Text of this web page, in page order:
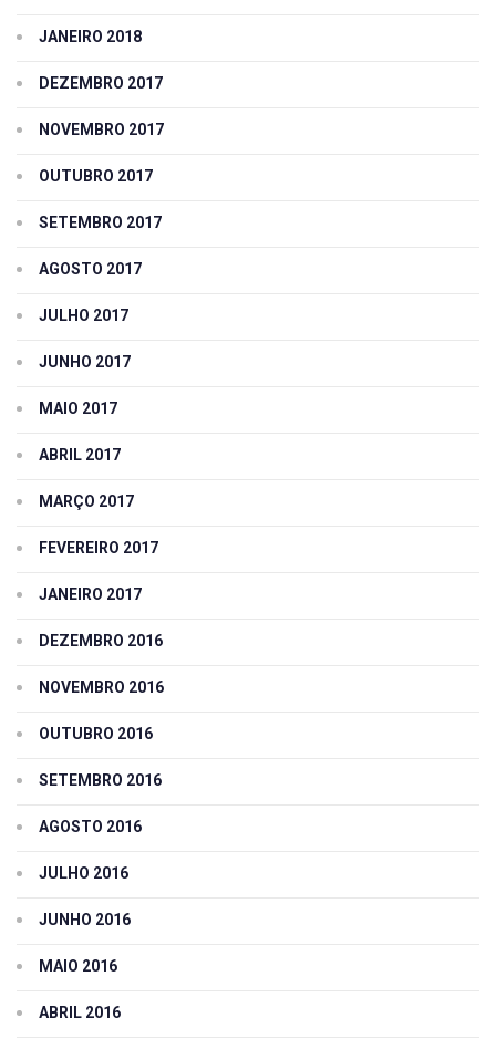
JANEIRO 2018
DEZEMBRO 2017
NOVEMBRO 2017
OUTUBRO 2017
SETEMBRO 2017
AGOSTO 2017
JULHO 2017
JUNHO 2017
MAIO 2017
ABRIL 2017
MARÇO 2017
FEVEREIRO 2017
JANEIRO 2017
DEZEMBRO 2016
NOVEMBRO 2016
OUTUBRO 2016
SETEMBRO 2016
AGOSTO 2016
JULHO 2016
JUNHO 2016
MAIO 2016
ABRIL 2016